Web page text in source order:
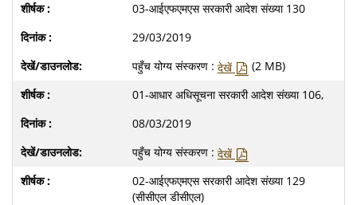
03-आईएफएमएस सरकारी आदेश संख्या 130
29/03/2019
पहुँच योग्य संस्करण : देखें
(2 MB)
01-आधार अधिसूचना सरकारी आदेश संख्या 106,
08/03/2019
पहुँच योग्य संस्करण : देखें
02-आईएफएमएस सरकारी आदेश संख्या 129
(सीसीएल डीसीएल)